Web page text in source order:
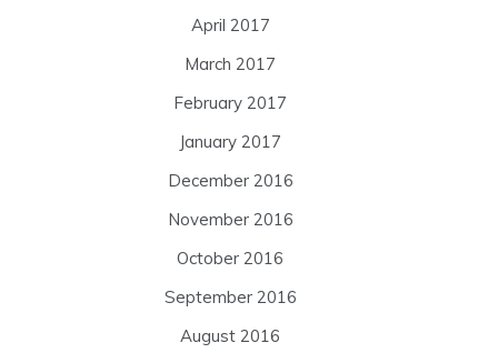
April 2017
March 2017
February 2017
January 2017
December 2016
November 2016
October 2016
September 2016
August 2016